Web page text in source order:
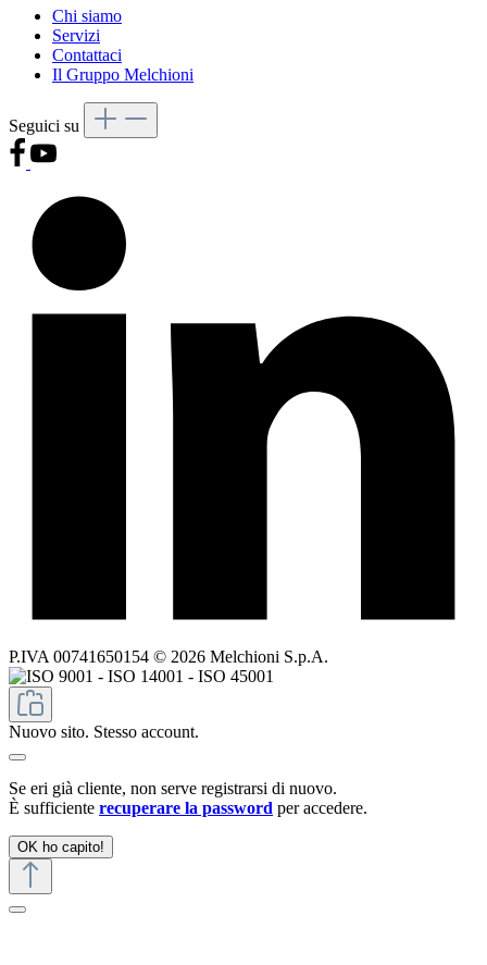
Chi siamo
Servizi
Contattaci
Il Gruppo Melchioni
Seguici su
P.IVA 00741650154 © 2026 Melchioni S.p.A.
Nuovo sito. Stesso account.
Se eri già cliente, non serve registrarsi di nuovo.
È sufficiente recuperare la password per accedere.
OK ho capito!